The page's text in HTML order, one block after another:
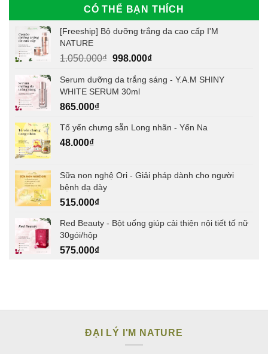
CÓ THỂ BẠN THÍCH
[Freeship] Bộ dưỡng trắng da cao cấp I'M
NATURE
1.050.000₫ Giá
là:
1.050.000₫.
998.000₫Giá
tại
Serum dưỡng da trắng sáng - Y.A.M SHINY
WHITE SERUM 30ml
865.000₫
Tổ yến chưng sẵn Long nhãn - Yến Na
48.000₫
Sữa non nghệ Ori - Giải pháp dành cho người
bệnh dạ dày
515.000₫
Red Beauty - Bột uống giúp cải thiện nội tiết tố nữ
30gói/hộp
575.000₫
ĐẠI LÝ I'M NATURE